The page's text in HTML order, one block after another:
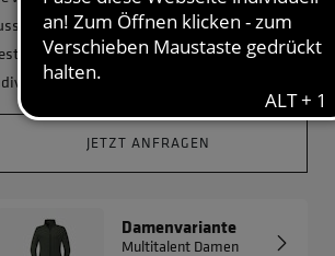
und benötigen eine größere
Gerne erstellen wir Ihnen ein
Angebot.
JETZT ANFRAGEN
Damenvariante
Multitalent Damen